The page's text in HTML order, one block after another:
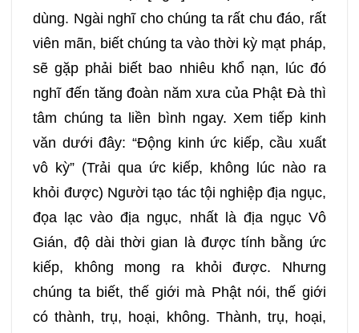
dùng. Ngài nghĩ cho chúng ta rất chu đáo, rất
viên mãn, biết chúng ta vào thời kỳ mạt pháp,
sẽ gặp phải biết bao nhiêu khổ nạn, lúc đó
nghĩ đến tăng đoàn năm xưa của Phật Đà thì
tâm chúng ta liền bình ngay. Xem tiếp kinh
văn dưới đây: “Động kinh ức kiếp, cầu xuất
vô kỳ” (Trải qua ức kiếp, không lúc nào ra
khỏi được) Người tạo tác tội nghiệp địa ngục,
đọa lạc vào địa ngục, nhất là địa ngục Vô
Gián, độ dài thời gian là được tính bằng ức
kiếp, không mong ra khỏi được. Nhưng
chúng ta biết, thế giới mà Phật nói, thế giới
có thành, trụ, hoại, không. Thành, trụ, hoại,